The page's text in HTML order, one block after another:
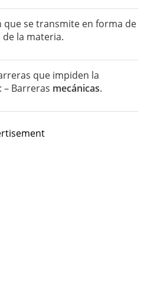
que se transmite en forma de
de la materia.
que impiden la
Barreras mecánicas.